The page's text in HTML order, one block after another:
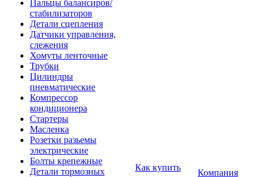
Пальцы балансиров/
стабилизаторов
Детали сцепления
Датчики управления,
слежения
Хомуты ленточные
Трубки
Цилиндры
пневматические
Компрессор
кондиционера
Стартеры
Масленка
Розетки разьемы
электрические
Болты крепежные
Детали тормозных
Как купить
Компания